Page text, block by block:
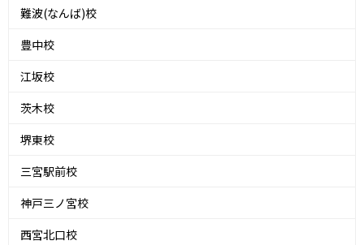
難波(なんば)校
豊中校
江坂校
茨木校
堺東校
三宮駅前校
神戸三ノ宮校
西宮北口校